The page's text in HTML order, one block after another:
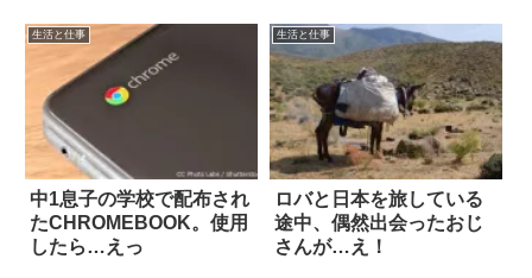
生活と仕事
中1息子の学校で配布され
たCHROMEBOOK。使用
したら…えっ
生活と仕事
ロバと日本を旅している
途中、偶然出会ったおじ
さんが…え！